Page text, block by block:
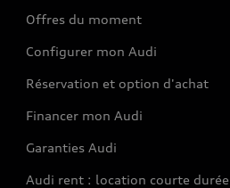
Offres du moment
Configurer mon Audi
Réservation et option d'achat
Financer mon Audi
Garanties Audi
Audi rent : location courte durée